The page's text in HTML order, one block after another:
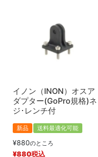
イノン（INON）オスア
ダプター(GoPro規格)ネ
ジ･レンチ付
新品 送料最適化可能
¥880のところ
¥880税込